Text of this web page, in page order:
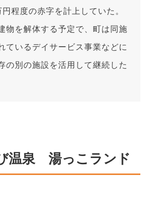
程度の赤字を計上していた。
物を解体する予定で、町は同施
ているデイサービス事業などに
の別の施設を活用して継続した
温泉 湯っこランド